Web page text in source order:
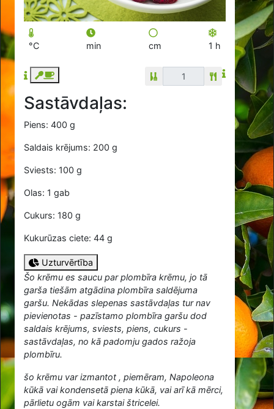
°C min cm 1 h
Sastāvdaļas:
Piens: 400 g
Saldais krējums: 200 g
Sviests: 100 g
Olas: 1 gab
Cukurs: 180 g
Kukurūzas ciete: 44 g
Uzturvērtība
Šo krēmu es saucu par plombīra krēmu, jo tā
garša tiešām atgādina plombīra saldējuma
garšu. Nekādas slepenas sastāvdaļas tur nav
pievienotas - pazīstamo plombīra garšu dod
saldais krējums, sviests, piens, cukurs -
sastāvdaļas, no kā padomju gados ražoja
plombīru.
šo krēmu var izmantot , piemēram, Napoleona
kūkā vai kondensetā piena kūkā, vai arī kā mērci,
pārlietu ogām vai karstai štricelei.